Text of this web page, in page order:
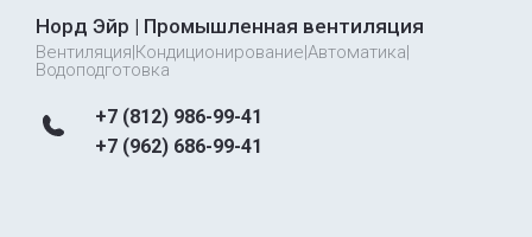
Норд Эйр | Промышленная вентиляция
Вентиляция|Кондиционирование|Автоматика|
Водоподготовка
+7 (812) 986-99-41
+7 (962) 686-99-41